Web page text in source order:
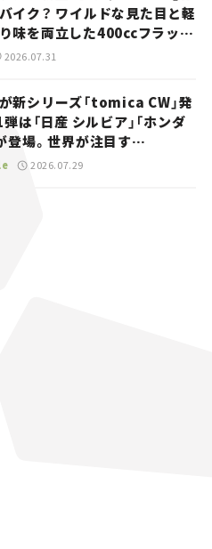
イク？ ワイルドな見た目と軽
味を両立した400ccフラット
ー【試乗レビュー】
2026.07.31
新シリーズ「tomica CW」発
弾は「日産 シルビア」「ホンダ
登場。世界が注目す
に焦点【クルマとホビー】
2026.07.29